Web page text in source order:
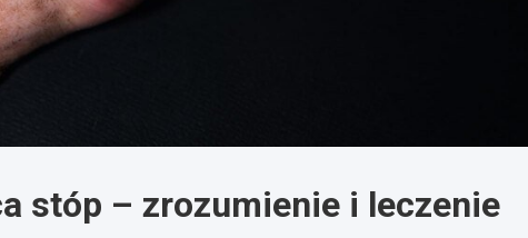
stóp – zrozumienie i leczenie